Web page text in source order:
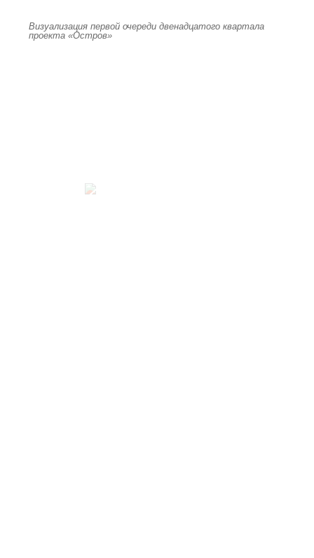
Визуализация первой очереди двенадцатого квартала
проекта «Остров»